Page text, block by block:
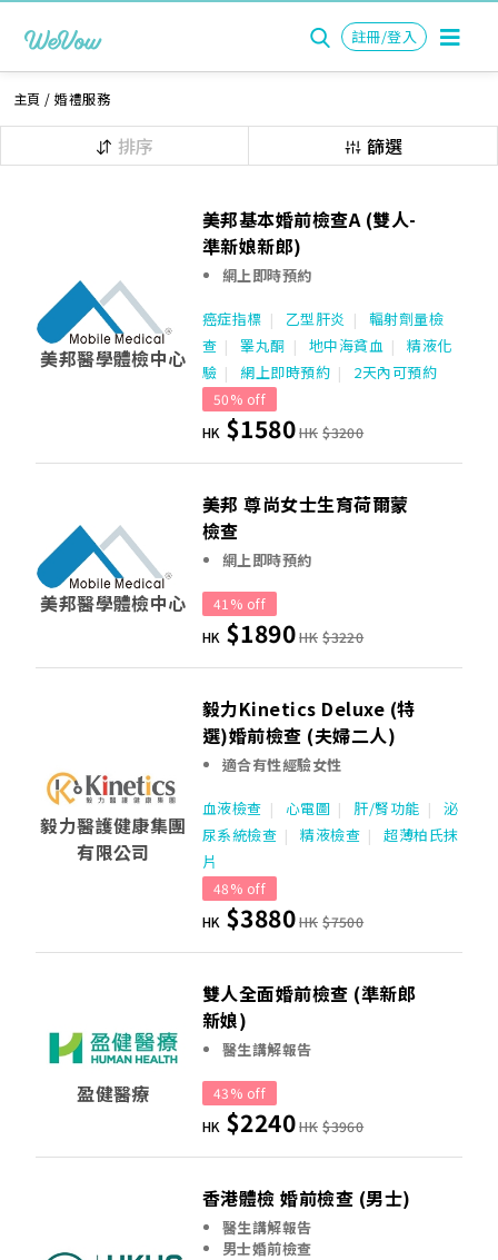
註冊/登入
主頁 /婚禮服務
排序 篩選
美邦醫學體檢中心
美邦基本婚前檢查A (雙人-
準新娘新郎)
網上即時預約
癌症指標 乙型肝炎
輻射劑量檢
查
睪丸酮 地中海貧血
精液化
驗
網上即時預約 2天內可預約
50% off
HK $1580HK $3200
美邦醫學體檢中心
美邦 尊尚女士生育荷爾蒙
檢查
網上即時預約
41% off
HK $1890HK $3220
毅力醫護健康集團
有限公司
毅力Kinetics Deluxe (特
選)婚前檢查 (夫婦二人)
適合有性經驗女性
血液檢查 心電圖 肝/腎功能
泌
尿系統檢查
精液檢查
超薄柏氏抹
片
48% off
HK $3880HK $7500
盈健醫療
雙人全面婚前檢查 (準新郎
新娘)
醫生講解報告
43% off
HK $2240HK $3960
香港體檢 婚前檢查 (男士)
醫生講解報告
男士婚前檢查